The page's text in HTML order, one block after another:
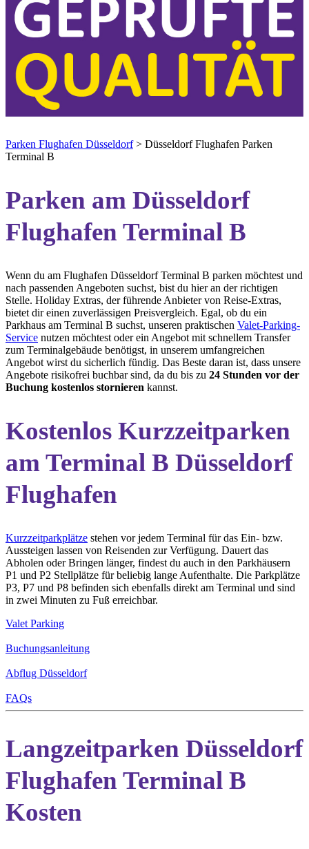
Parken Flughafen Düsseldorf > Düsseldorf Flughafen Parken
Terminal B
Parken am Düsseldorf
Flughafen Terminal B
Wenn du am Flughafen Düsseldorf Terminal B parken möchtest und
nach passenden Angeboten suchst, bist du hier an der richtigen
Stelle. Holiday Extras, der führende Anbieter von Reise-Extras,
bietet dir einen zuverlässigen Preisvergleich. Egal, ob du ein
Parkhaus am Terminal B suchst, unseren praktischen Valet-Parking-
Service nutzen möchtest oder ein Angebot mit schnellem Transfer
zum Terminalgebäude benötigst, in unserem umfangreichen
Angebot wirst du sicherlich fündig. Das Beste daran ist, dass unsere
Angebote risikofrei buchbar sind, da du bis zu 24 Stunden vor der
Buchung kostenlos stornieren kannst.
Kostenlos Kurzzeitparken
am Terminal B Düsseldorf
Flughafen
Kurzzeitparkplätze stehen vor jedem Terminal für das Ein- bzw.
Aussteigen lassen von Reisenden zur Verfügung. Dauert das
Abholen oder Bringen länger, findest du auch in den Parkhäusern
P1 und P2 Stellplätze für beliebig lange Aufenthalte. Die Parkplätze
P3, P7 und P8 befinden sich ebenfalls direkt am Terminal und sind
in zwei Minuten zu Fuß erreichbar.
Valet Parking
Buchungsanleitung
Abflug Düsseldorf
FAQs
Langzeitparken Düsseldorf
Flughafen Terminal B
Kosten